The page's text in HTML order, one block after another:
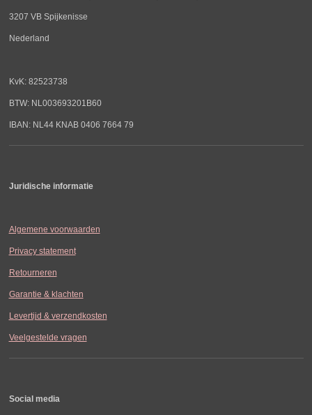
3207 VB Spijkenisse
Nederland
KvK: 82523738
BTW: NL003693201B60
IBAN: NL44 KNAB 0406 7664 79
Juridische informatie
Algemene voorwaarden
Privacy statement
Retourneren
Garantie & klachten
Levertijd & verzendkosten
Veelgestelde vragen
Social media